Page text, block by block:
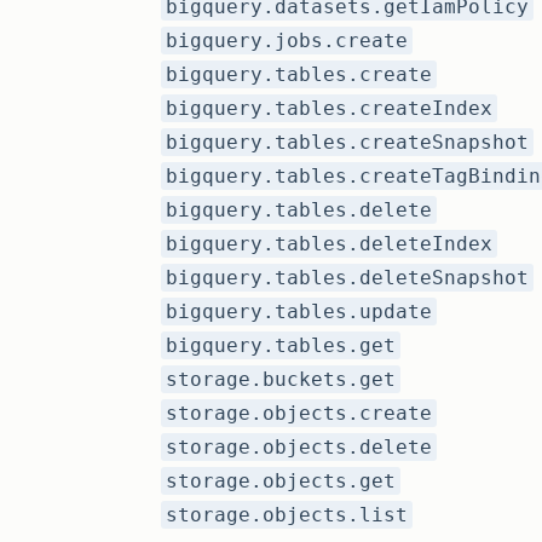
bigquery.datasets.getIamPolicy
bigquery.jobs.create
bigquery.tables.create
bigquery.tables.createIndex
bigquery.tables.createSnapshot
bigquery.tables.delete
bigquery.tables.deleteIndex
bigquery.tables.deleteSnapshot
bigquery.tables.update
bigquery.tables.get
storage.buckets.get
storage.objects.create
storage.objects.delete
storage.objects.get
storage.objects.list